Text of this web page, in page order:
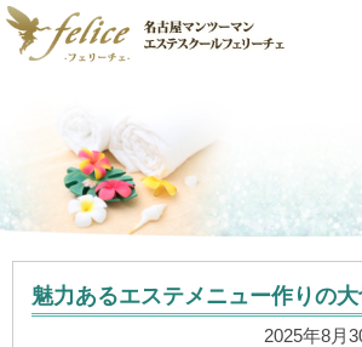
魅力あるエステメニュー作りの大
2025年8月